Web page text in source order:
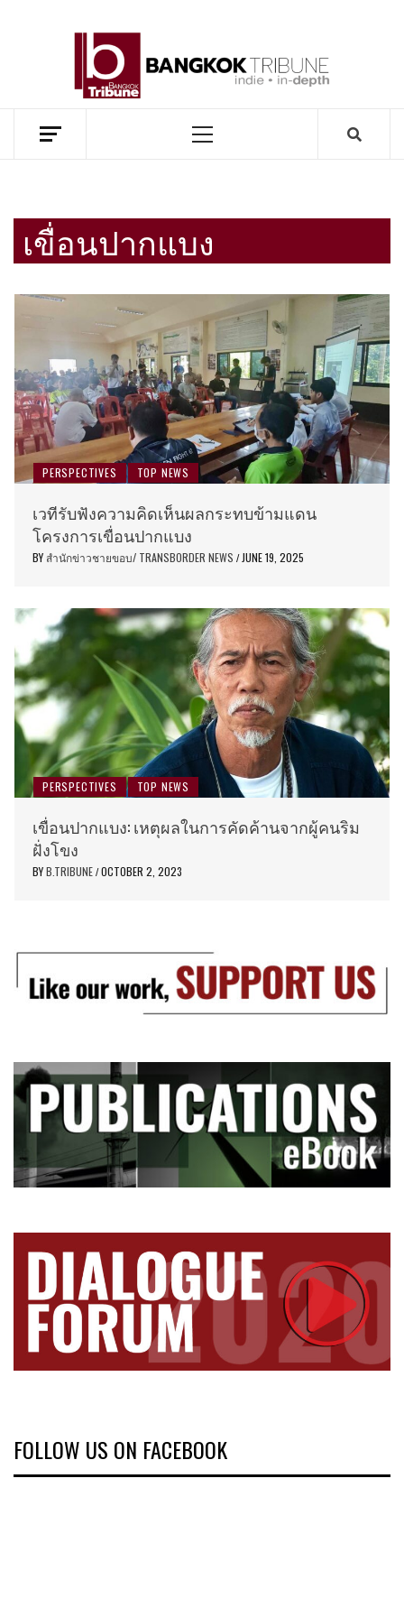
Menu
เขื่อนปากแบง
PERSPECTIVES TOP NEWS
เวทีรับฟังความคิดเห็นผลกระทบข้ามแดน
โครงการเขื่อนปากแบง
BY สำนักข่าวชายขอบ/ TRANSBORDER NEWS / JUNE 19, 2025
PERSPECTIVES TOP NEWS
เขื่อนปากแบง: เหตุผลในการคัดค้านจากผู้คนริม
ฝั่งโขง
BYB.TRIBUNE / OCTOBER 2, 2023
FOLLOW US ON FACEBOOK